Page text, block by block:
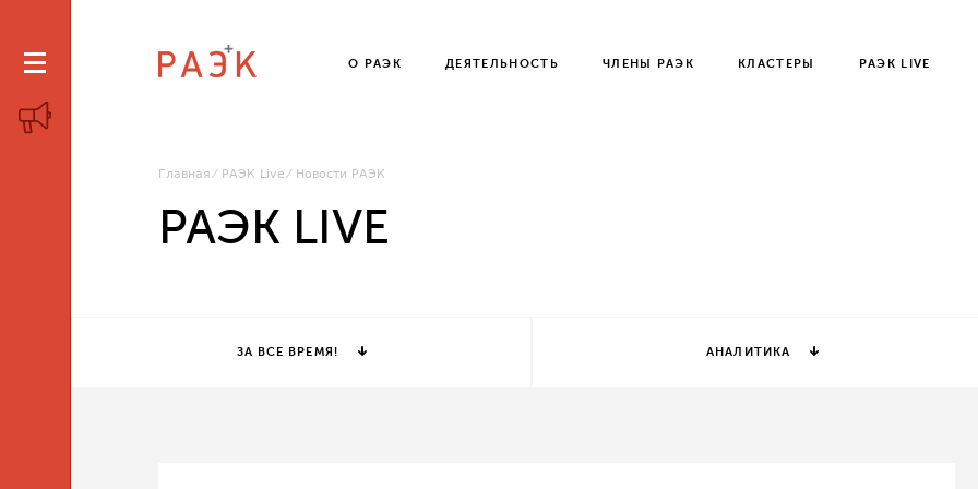
О РАЭК ДЕЯТЕЛЬНОСТЬ ЧЛЕНЫ РАЭК КЛАСТЕРЫ РАЭК LIVE
Главная РАЭК Live Новости РАЭК
РАЭК LIVE
ЗА ВСЕ ВРЕМЯ! АНАЛИТИКА